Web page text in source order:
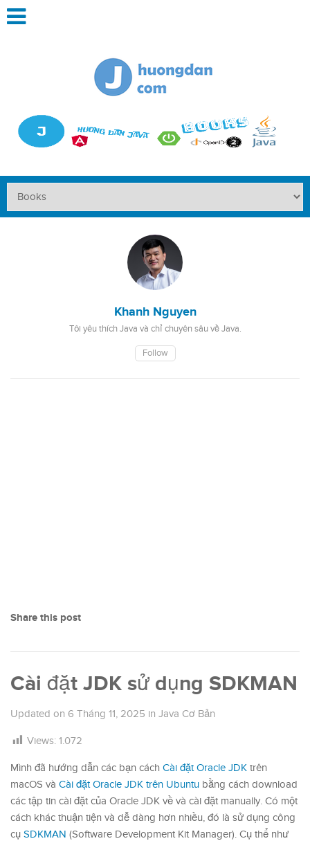
Khanh Nguyen
Tôi yêu thích Java và chỉ chuyên sâu về Java.
Follow
Share this post
Cài đặt JDK sử dụng SDKMAN
Updated on 6 Tháng 11, 2025 in Java Cơ Bản
Views: 1.072
Mình đã hướng dẫn các bạn cách Cài đặt Oracle JDK trên
macOS và Cài đặt Oracle JDK trên Ubuntu bằng cách download
các tập tin cài đặt của Oracle JDK về và cài đặt manually. Có một
cách khác thuận tiện và dễ dàng hơn nhiều, đó là sử dụng công
cụ SDKMAN (Software Development Kit Manager). Cụ thể như